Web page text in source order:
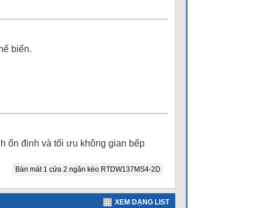
biến.
ổn định và tối ưu không gian bếp
Bàn mát 1 cửa 2 ngăn kéo RTDW137MS4-2D
XEM DẠNG LIST